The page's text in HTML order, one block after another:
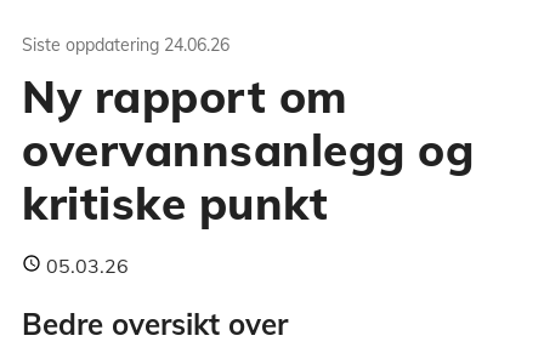
Siste oppdatering 24.06.26
Ny rapport om
overvannsanlegg og
kritiske punkt
05.03.26
Bedre oversikt over